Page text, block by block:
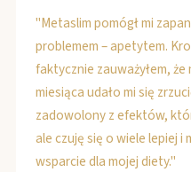
"Metaslim pomógł mi
problemem – apetytem.
faktycznie zauważyłem, że
miesiąca udało mi się
zadowolony z efektów,
ale czuję się o wiele lepiej i
wsparcie dla mojej diety."